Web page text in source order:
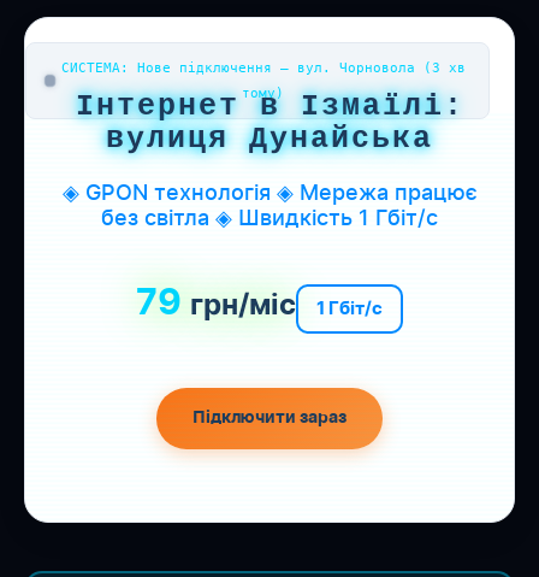
СИСТЕМА: Нове підключення — вул. Чорновола (3 хв
тому)
Інтернет в Ізмаїлі:
вулиця Дунайська
◈ GPON технологія ◈ Мережа працює
без світла ◈ Швидкість 1 Гбіт/с
79 грн/міс 1 Гбіт/с
Підключити зараз